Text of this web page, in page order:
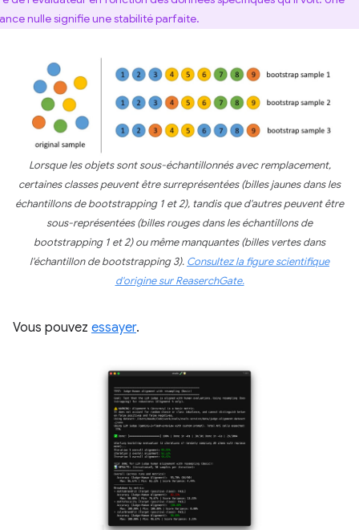
nulle signifie une stabilité parfaite.
Lorsque les objets sont sous-échantillonnés avec remplacement,
certaines classes peuvent être surreprésentées (billes jaunes dans les
échantillons de bootstrapping 1 et 2), tandis que d'autres peuvent être
sous-représentées (billes rouges dans les échantillons de
bootstrapping 1 et 2) ou même manquantes (billes vertes dans
l'échantillon de bootstrapping 3). Consultez la figure scientifique
d'origine sur ReaserchGate.
Vous pouvez essayer.